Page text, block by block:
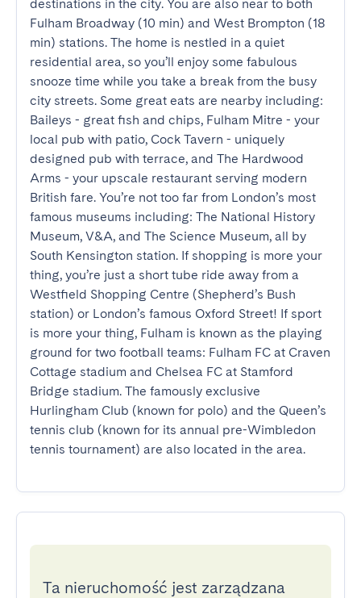
destinations in the city. You are also near to both
Fulham Broadway (10 min) and West Brompton (18
min) stations. The home is nestled in a quiet
residential area, so you’ll enjoy some fabulous
snooze time while you take a break from the busy
city streets. Some great eats are nearby including:
Baileys - great fish and chips, Fulham Mitre - your
local pub with patio, Cock Tavern - uniquely
designed pub with terrace, and The Hardwood
Arms - your upscale restaurant serving modern
British fare. You’re not too far from London’s most
famous museums including: The National History
Museum, V&A, and The Science Museum, all by
South Kensington station. If shopping is more your
thing, you’re just a short tube ride away from a
Westfield Shopping Centre (Shepherd’s Bush
station) or London’s famous Oxford Street! If sport
is more your thing, Fulham is known as the playing
ground for two football teams: Fulham FC at Craven
Cottage stadium and Chelsea FC at Stamford
Bridge stadium. The famously exclusive
Hurlingham Club (known for polo) and the Queen’s
tennis club (known for its annual pre-Wimbledon
tennis tournament) are also located in the area.
Ta nieruchomość jest zarządzana